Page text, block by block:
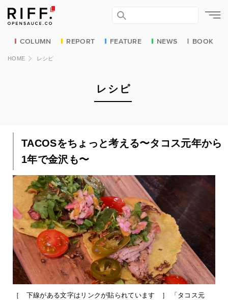
COLUMN REPORT FEATURE NEWS BOOK
HOME レシピ
レシピ
TACOSをちょっと考える〜タコス元年から
1年で金沢も〜
［ 下線がある文字はリンクが貼られています ］ 「タコス元